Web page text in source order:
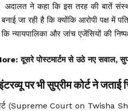
अदालत ने कहा कि इस तरह की बातें
बनाई जा रही है कि क्योंकि आरोपी पक्ष में
न्यायपालिका और जांच एजेंसियों की
दूसरे पोस्टमार्टम से उठे नए सवाल,
पर भी सुप्रीम कोर्ट ने जताई
(Supreme Court on Twisha